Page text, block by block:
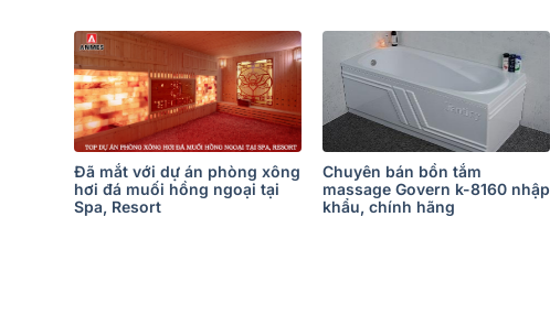
Đã mắt với dự án phòng xông
hơi đá muối hồng ngoại tại
Spa, Resort
Chuyên bán bồn tắm
massage Govern k-8160 nhập
khẩu, chính hãng